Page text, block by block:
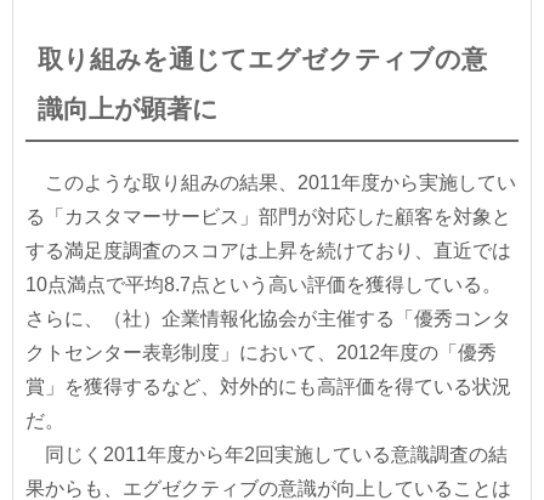
取り組みを通じてエグゼクティブの意
識向上が顕著に
このような取り組みの結果、2011年度から実施してい
る「カスタマーサービス」部門が対応した顧客を対象と
する満足度調査のスコアは上昇を続けており、直近では
10点満点で平均8.7点という高い評価を獲得している。
さらに、（社）企業情報化協会が主催する「優秀コンタ
クトセンター表彰制度」において、2012年度の「優秀
賞」を獲得するなど、対外的にも高評価を得ている状況
だ。
同じく2011年度から年2回実施している意識調査の結
果からも、エグゼクティブの意識が向上していることは